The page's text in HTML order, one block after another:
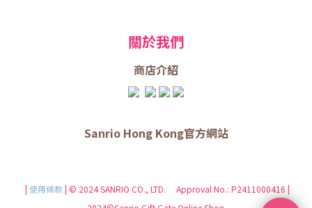
關於我們
商店介紹
Sanrio Hong Kong官方網站
| 使用條款| © 2024 SANRIO CO., LTD. Approval No.: P2411000416 |